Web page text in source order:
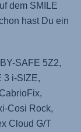
dem SMILE
hast Du ein
SAFE 5Z2,
3 i-SIZE,
,
Cosi Rock,
Cloud G/T